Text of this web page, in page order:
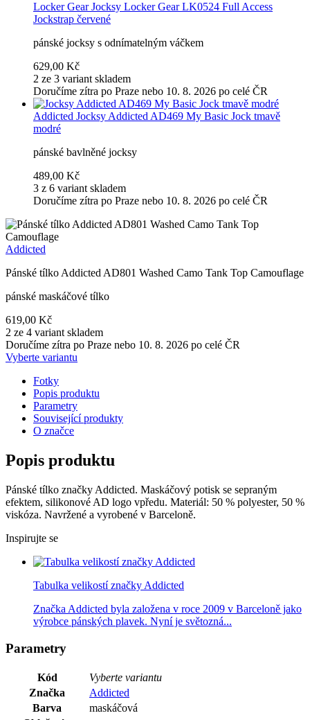
Locker Gear Jocksy Locker Gear LK0524 Full Access
Jockstrap červené
pánské jocksy s odnímatelným váčkem
629,00 Kč
2 ze 3 variant skladem
Doručíme zítra po Praze nebo 10. 8. 2026 po celé ČR
Addicted Jocksy Addicted AD469 My Basic Jock tmavě
modré
pánské bavlněné jocksy
489,00 Kč
3 z 6 variant skladem
Doručíme zítra po Praze nebo 10. 8. 2026 po celé ČR
Addicted
Pánské tílko Addicted AD801 Washed Camo Tank Top Camouflage
pánské maskáčové tílko
619,00 Kč
2 ze 4 variant skladem
Doručíme zítra po Praze nebo 10. 8. 2026 po celé ČR
Vyberte variantu
Fotky
Popis produktu
Parametry
Související produkty
O značce
Popis produktu
Pánské tílko značky Addicted. Maskáčový potisk se sepraným
efektem, silikonové AD logo vpředu. Materiál: 50 % polyester, 50 %
viskóza. Navržené a vyrobené v Barceloně.
Inspirujte se
Tabulka velikostí značky Addicted
Značka Addicted byla založena v roce 2009 v Barceloně jako
výrobce pánských plavek. Nyní je světozná...
Parametry
Kód
Vyberte variantu
Značka
Addicted
Barva
maskáčová